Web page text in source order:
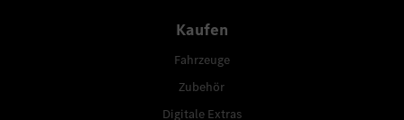
Kaufen
Fahrzeuge
Zubehör
Digitale Extras